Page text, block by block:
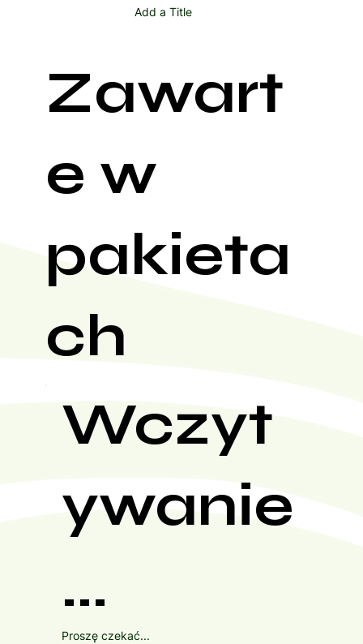
Add a Title
Zawart
e w
pakieta
ch
Wczyt
ywanie
...
Proszę czekać...